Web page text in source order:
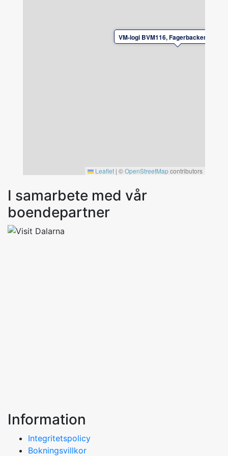
VM-logi BVM116, Fagerbacken,
Leaflet | ©OpenStreetMapcontributors
I samarbete med vår
boendepartner
Information
Integritetspolicy
Bokningsvillkor